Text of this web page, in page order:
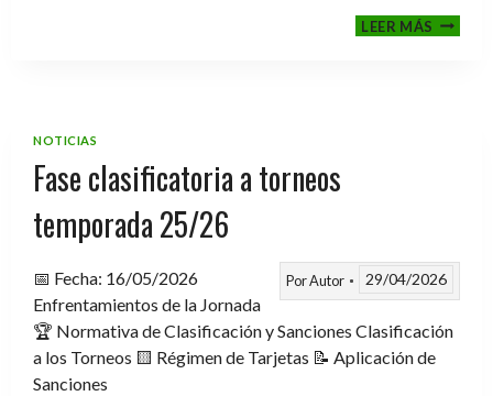
LEER MÁSCENA-
NOTICIAS
Fase clasificatoria a torneos
temporada 25/26
PorAutor 29/04/2026
📅 Fecha: 16/05/2026
Enfrentamientos de la Jornada
🏆 Normativa de Clasificación y Sanciones Clasificación
a los Torneos 🟨 Régimen de Tarjetas 📝 Aplicación de
Sanciones